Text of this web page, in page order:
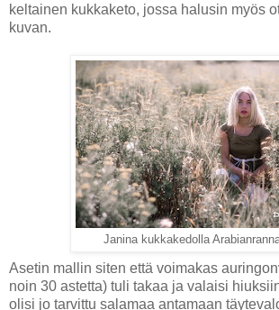
keltainen kukkaketo, jossa halusin myös
kuvan.
Janina kukkakedolla
Asetin mallin siten että voimakas
noin 30 astetta) tuli takaa ja valaisi
olisi jo tarvittu salamaa antamaan